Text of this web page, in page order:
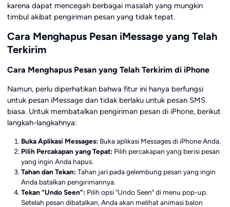
karena dapat mencegah berbagai masalah yang mungkin
timbul akibat pengiriman pesan yang tidak tepat.
Cara Menghapus Pesan iMessage yang Telah
Terkirim
Cara Menghapus Pesan yang Telah Terkirim di iPhone
Namun, perlu diperhatikan bahwa fitur ini hanya berfungsi
untuk pesan iMessage dan tidak berlaku untuk pesan SMS
biasa. Untuk membatalkan pengiriman pesan di iPhone, berikut
langkah-langkahnya:
Buka Aplikasi Messages: Buka aplikasi Messages di iPhone Anda.
Pilih Percakapan yang Tepat: Pilih percakapan yang berisi pesan
yang ingin Anda hapus.
Tahan dan Tekan: Tahan jari pada gelembung pesan yang ingin
Anda batalkan pengirimannya.
Tekan “Undo Seen”: Pilih opsi “Undo Seen” di menu pop-up.
Setelah pesan dibatalkan, Anda akan melihat animasi balon